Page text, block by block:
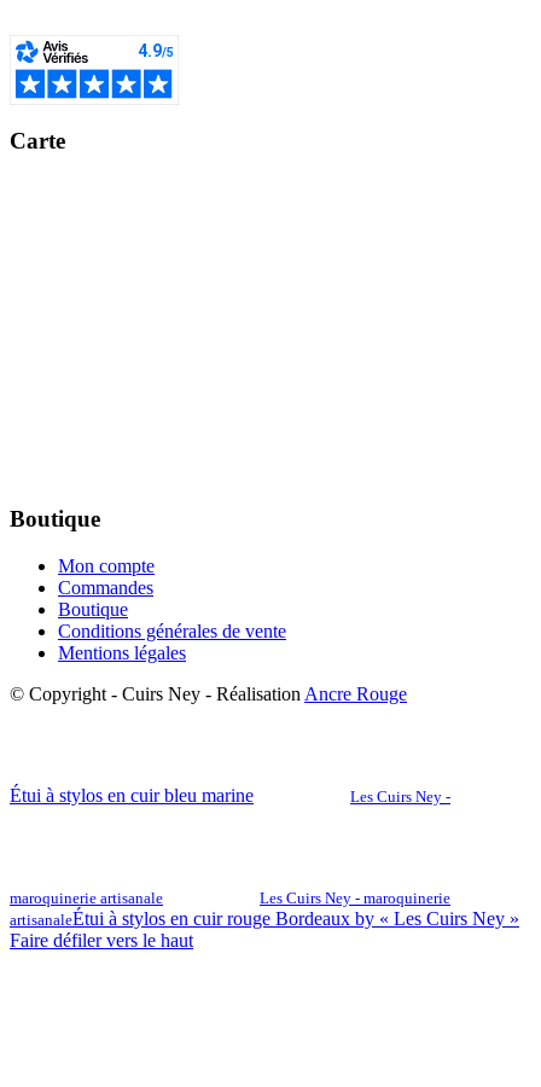
Carte
Boutique
Mon compte
Commandes
Boutique
Conditions générales de vente
Mentions légales
© Copyright - Cuirs Ney - Réalisation Ancre Rouge
Étui à stylos en cuir bleu marine Les Cuirs Ney -
maroquinerie artisanale
Les Cuirs Ney - maroquinerie
artisanaleÉtui à stylos en cuir rouge Bordeaux by « Les Cuirs Ney »
Faire défiler vers le haut